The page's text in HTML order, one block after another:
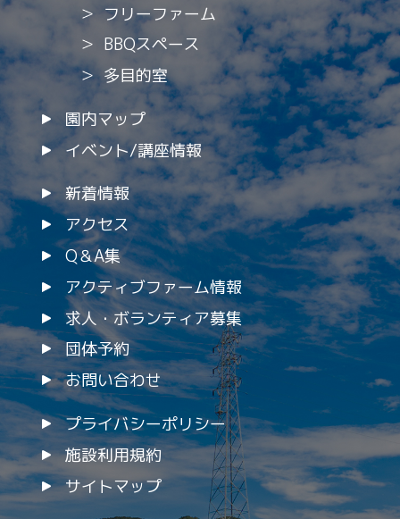
フリーファーム
BBQスペース
多目的室
園内マップ
イベント/講座情報
新着情報
アクセス
Q＆A集
アクティブファーム情報
求人・ボランティア募集
団体予約
お問い合わせ
プライバシーポリシー
施設利用規約
サイトマップ